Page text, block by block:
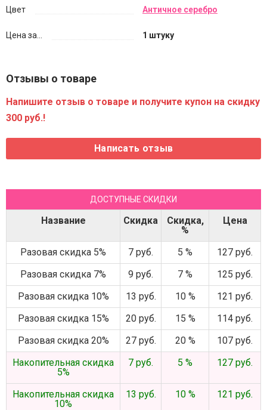
Цвет Античное серебро
Цена за... 1 штуку
Отзывы о товаре
Напишите отзыв о товаре и получите купон на скидку
300 руб.!
ДОСТУПНЫЕ СКИДКИ
Название Скидка
Скидка,
%
Цена
Разовая скидка 5% 7 руб. 5 %
127 руб.
Разовая скидка 7%
9 руб. 7 %
125 руб.
Разовая скидка 10%
13 руб. 10 %
121 руб.
Разовая скидка 15%
20 руб. 15 %
114 руб.
Разовая скидка 20%
27 руб. 20 %
107 руб.
Накопительная скидка
5%
7 руб. 5 % 127 руб.
Накопительная скидка
10%
13 руб. 10 % 121 руб.